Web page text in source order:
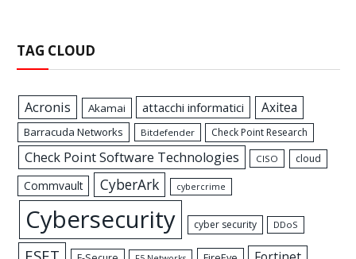
TAG CLOUD
Acronis Akamai attacchi informatici Axitea
Barracuda Networks Bitdefender Check Point Research
Check Point Software Technologies CISO cloud
Commvault CyberArk cybercrime
Cybersecurity cyber security DDoS